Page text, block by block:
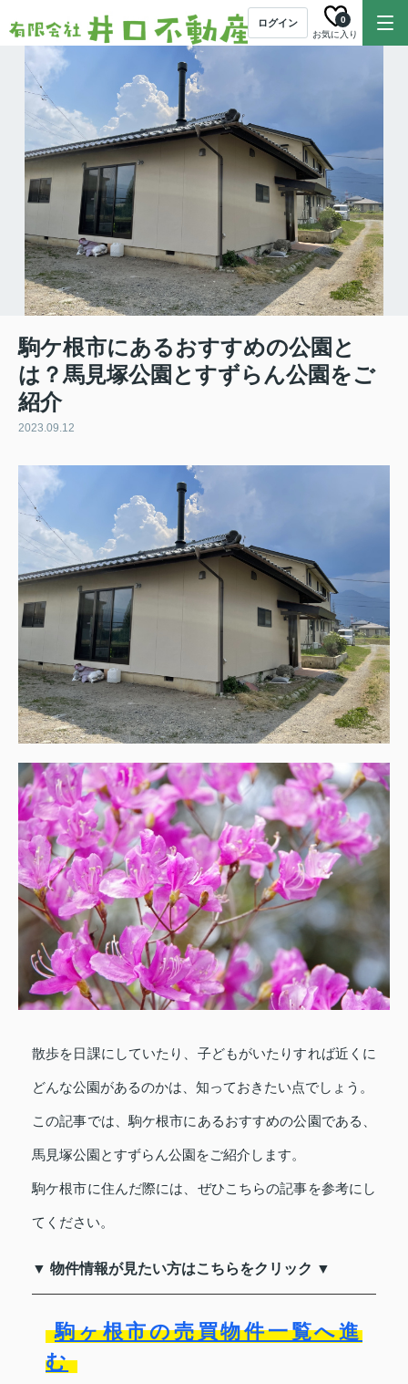
ログイン
お気に入り
0
駒ケ根市にあるおすすめの公園と
は？馬見塚公園とすずらん公園をご
紹介
2023.09.12
散歩を日課にしていたり、子どもがいたりすれば近くに
どんな公園があるのかは、知っておきたい点でしょう。
この記事では、駒ケ根市にあるおすすめの公園である、
馬見塚公園とすずらん公園をご紹介します。
駒ケ根市に住んだ際には、ぜひこちらの記事を参考にし
てください。
▼ 物件情報が見たい方はこちらをクリック ▼
駒ヶ根市の売買物件一覧へ進
む